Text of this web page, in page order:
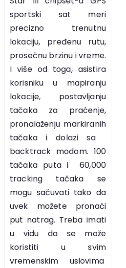
sportski sat meri
precizno trenutnu
lokaciju, pređenu rutu,
prosečnu brzinu i vreme.
I više od toga, asistira
korisniku u mapiranju
lokacije, postavljanju
tačaka za praćenje,
pronalaženju markiranih
tačaka i dolazi sa
backtrack modom. 100
tačaka puta i 60,000
tracking tačaka se
mogu sačuvati tako da
uvek možete pronaći
put natrag. Treba imati
u vidu da se može
koristiti u svim
vremenskim uslovima